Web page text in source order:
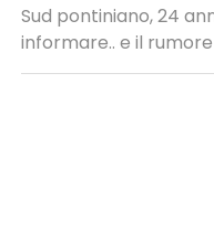
Sud pontiniano, 24
informare.. e il